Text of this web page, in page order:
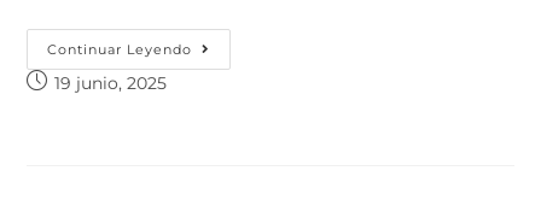
Continuar Leyendo
19 junio, 2025